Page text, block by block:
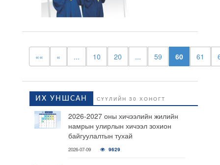
«« « ... 10 20 ... 59 60 61
ИХ УНШСАН СҮҮЛИЙН 30 ХОНОГТ
2026-2027 оны хичээлийн жилийн
намрын улирлын хичээл зохион
байгуулалтын тухай
2026-07-09 9629